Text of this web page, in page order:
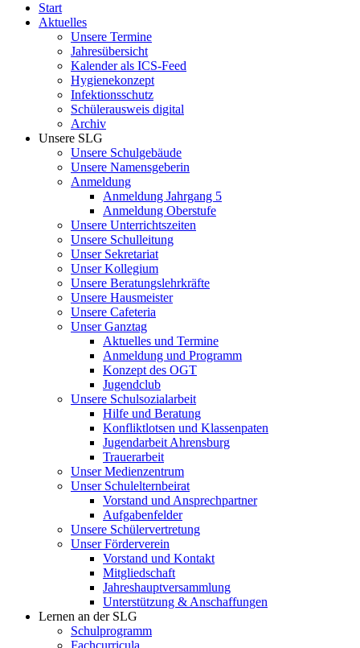
Start
Aktuelles
Unsere Termine
Jahresübersicht
Kalender als ICS-Feed
Hygienekonzept
Infektionsschutz
Schülerausweis digital
Archiv
Unsere SLG
Unsere Schulgebäude
Unsere Namensgeberin
Anmeldung
Anmeldung Jahrgang 5
Anmeldung Oberstufe
Unsere Unterrichtszeiten
Unsere Schulleitung
Unser Sekretariat
Unser Kollegium
Unsere Beratungslehrkräfte
Unsere Hausmeister
Unsere Cafeteria
Unser Ganztag
Aktuelles und Termine
Anmeldung und Programm
Konzept des OGT
Jugendclub
Unsere Schulsozialarbeit
Hilfe und Beratung
Konfliktlotsen und Klassenpaten
Jugendarbeit Ahrensburg
Trauerarbeit
Unser Medienzentrum
Unser Schulelternbeirat
Vorstand und Ansprechpartner
Aufgabenfelder
Unsere Schülervertretung
Unser Förderverein
Vorstand und Kontakt
Mitgliedschaft
Jahreshauptversammlung
Unterstützung & Anschaffungen
Lernen an der SLG
Schulprogramm